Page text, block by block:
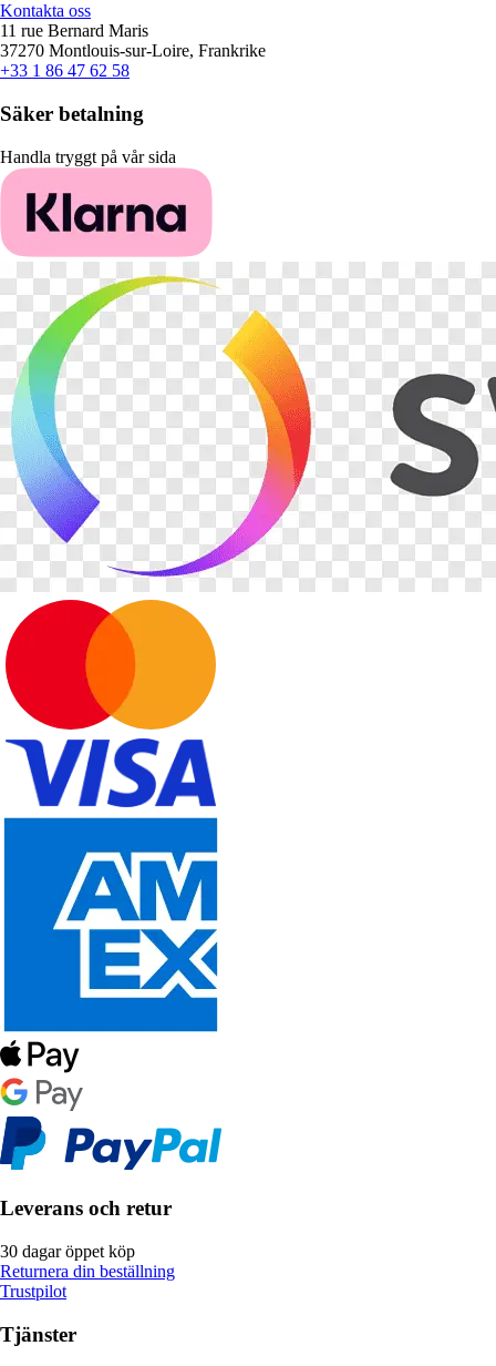
Kontakta oss
11 rue Bernard Maris
37270 Montlouis-sur-Loire, Frankrike
+33 1 86 47 62 58
Säker betalning
Handla tryggt på vår sida
Leverans och retur
30 dagar öppet köp
Returnera din beställning
Trustpilot
Tjänster